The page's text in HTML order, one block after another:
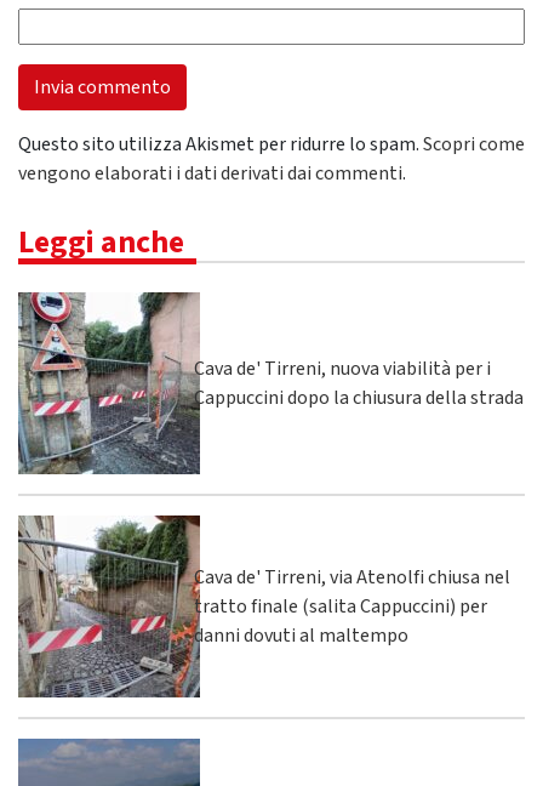
Questo sito utilizza Akismet per ridurre lo spam.Scopri come
vengono elaborati i dati derivati dai commenti.
Leggi anche
Cava de' Tirreni, nuova viabilità per i
Cappuccini dopo la chiusura della strada
Cava de' Tirreni, via Atenolfi chiusa nel
tratto finale (salita Cappuccini) per
danni dovuti al maltempo